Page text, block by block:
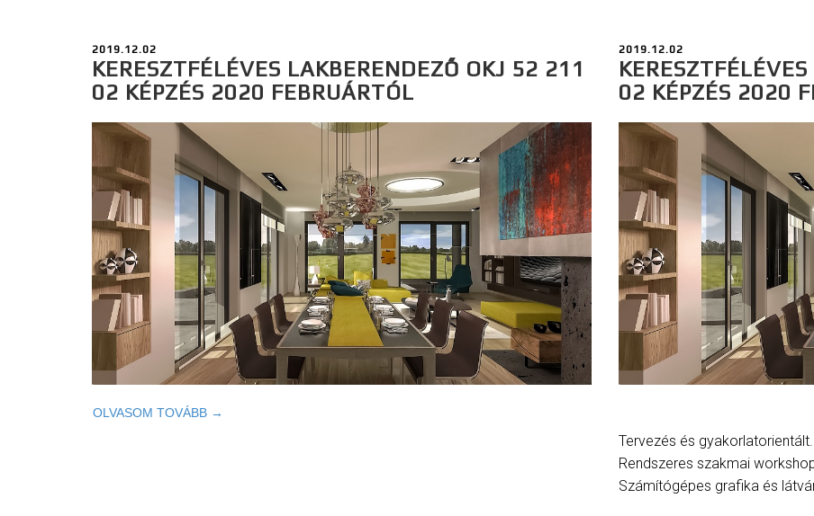
2019.12.02
KERESZTFÉLÉVES LAKBERENDEZŐ OKJ 52 211
02 KÉPZÉS 2020 FEBRUÁRTÓL
OLVASOM TOVÁBB →
2019.12.02
02 KÉPZÉS 2020
Tervezés és gyakorlatorientált.
Rendszeres szakmai
Számítógépes grafika és